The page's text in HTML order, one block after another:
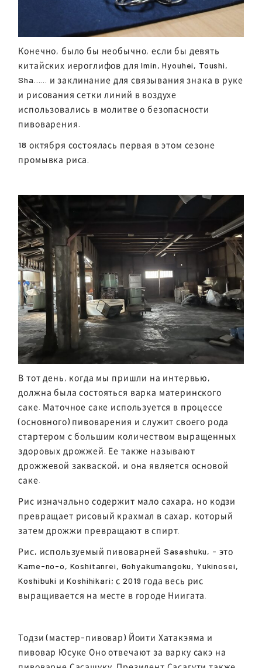
Конечно, было бы необычно, если бы девять
китайских иероглифов для Imin, Hyouhei, Toushi,
Sha...... и заклинание для связывания знака в руке
и рисования сетки линий в воздухе
использовались в молитве о безопасности
пивоварения.
18 октября состоялась первая в этом сезоне
промывка риса.
В тот день, когда мы пришли на интервью,
должна была состояться варка материнского
саке. Маточное саке используется в процессе
(основного) пивоварения и служит своего рода
стартером с большим количеством выращенных
здоровых дрожжей. Ее также называют
дрожжевой закваской, и она является основой
саке.
Рис изначально содержит мало сахара, но кодзи
превращает рисовый крахмал в сахар, который
затем дрожжи превращают в спирт.
Рис, используемый пивоварней Sasashuku, - это
Kame-no-o, Koshitanrei, Gohyakumangoku, Yukinosei,
Koshibuki и Koshihikari; с 2019 года весь рис
выращивается на месте в городе Ниигата.
Тодзи (мастер-пивовар) Йоити Хатакэяма и
пивовар Юсуке Оно отвечают за варку сакэ на